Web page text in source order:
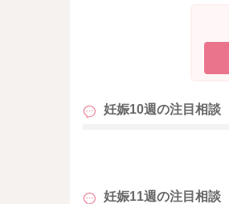
妊娠10週の注目相談
妊娠11週の注目相談